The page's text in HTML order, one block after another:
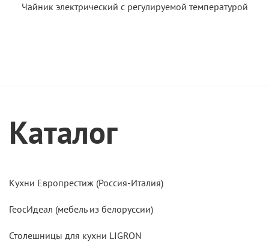
Чайник электрический с регулируемой температурой
Каталог
Кухни Европрестиж (Россия-Италия)
ГеосИдеал (мебель из белоруссии)
Столешницы для кухни LIGRON